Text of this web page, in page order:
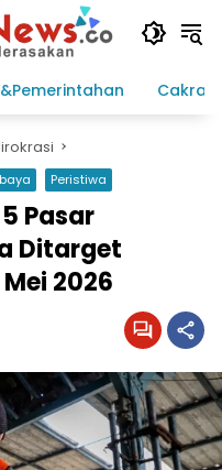
Peristiwa
Pasar
Ditarget
2026